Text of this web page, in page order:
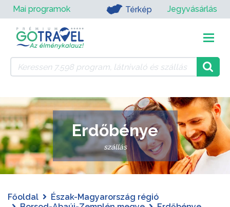
Mai programok Térkép Jegyvásárlás
Erdőbénye
szállás
Főoldal
Észak-Magyarország régió